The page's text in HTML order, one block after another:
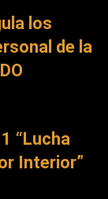
los
de la
“Lucha
Interior”